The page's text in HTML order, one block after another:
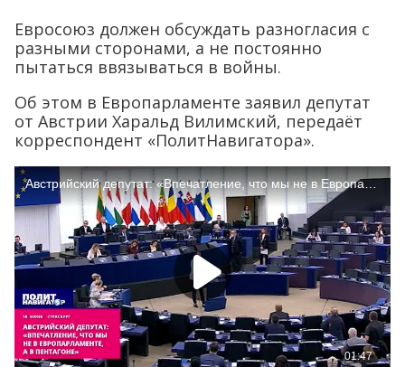
Евросоюз должен обсуждать разногласия с
разными сторонами, а не постоянно
пытаться ввязываться в войны.
Об этом в Европарламенте заявил депутат
от Австрии Харальд Вилимский, передаёт
корреспондент «ПолитНавигатора».